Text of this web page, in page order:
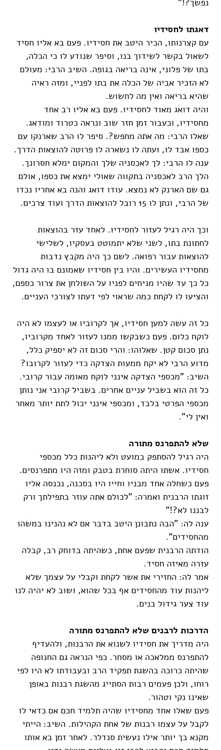
דאגתו לחסידיו
עם קצרנותו, הכיר היטב את חסידיו. פעם בא אליו חסיד
לשאול בקשר לשידוך בנו, וסיפר שנודע לו כי הכלה,
בתו של פלוני, אינה בריאה בגופה. השיב הרבי: מעולם
לא הזכיר אביה של הכלה את בתו לפניי, ומזה ראיה
שהיא בריאה ואין מה לחשוש.
והיה דואג מאוד לחסידיו. פעם בא אליו רב אחד
מחסידיו, וכעבור זמן חזר שוב ונראה כטרוד ומודאג.
שאלו הרבי: מה אתה מחפש?. סיפר לו הרב שארנקו עם
כספו אבד לו, ועתה לו נשארה לו פרוטה להוצאות הדרך.
ענה לו הרבי: לך לאכסניה שלך והמקום ימלא חסרונך.
הלך הרב לאכסניה בתקווה שאולי ימצא את כספו, אולם
גם שם הארנק לא נמצא. עודו דואג והנה בא אחריו נכדו
של הרבי, ונתן לו 15 רובל להוצאות הדרך ועוד צרכים.
וכך היה רגיל לעזור לחסידיו. לאחד עזר בהוצאות
לחתונת בתו, לשני שלא יתמוטט בעסקיו, לשלישי
להוצאות עבור רפואה. לשם כך היה מקבץ נדבות
מחסידיו העשירים. והיו בין חסידיו שאמונם בו היה גדול
כל כך עד שהיו מניחים לפניו על השולחן את צרור כספם,
והציעו לו לקחת כמה שראוי לפי דעתו לצורכי העניים.
כל זה עשה למען חסידיו, אך לקרוביו או לעצמו לא היה
לוקח כלום. פעם כשבקשו ממנו לעזור לאחד מקרוביו,
נתן סכום קטן. שאלוהו: והרי סכום זה לא יספיק כלל,
מדוע הרבי לא יקח ממעות הצדקה כדי לעזור לקרובו?
השיב: "מכספי הצדקה אינני לוקח מאומה עבור קרובי.
כל זה הוא בשביל עניים אחרים. בשביל קרובי אני נותן
מכספי הפרטי בלבד, ומכספי אינני יכול לתת יותר מאחר
ואין לי".
שלא להתפרנס מתורה
היה רגיל להסתפק במועט ולא ליהנות כלל מכספי
חסידיו. אשתו היתה סוחרת בטבק ומזה היו מתפרנסים.
פעם כשחלה אחד מבניו וחייו היו בסכנה, נכנסה אליו
זוגתו הרבנית ואמרה: "לכולם אתה עוזר בתפילתך ורק
לבננו לא?!"
ענה לה: "הבה נתבונן היטב בדבר אם לא נהנינו במשהו
מהחסידים".
הודתה הרבנית שפעם אחת, כשהיתה בדוחק רב, קבלה
עזרה מאיזה חסיד.
אמר לה: החזירי את אשר לקחת וקבלי על עצמך שלא
ליהנות עוד מהחסידים אף בכל שהוא, ושוב לא יהיה לנו
עוד צער גידול בנים.
הדרכות לרבנים שלא להתפרנס מתורה
היה מדריך את חסידיו לשנוא את הרבנות, ולהעדיף
להתפרנס ממלאכה או מסחר. כפי הנראה גם החנופה
שהיתה כרוכה בהשגת תפקיד הרב ובעבודתו לא היו לפי
רוחו, ולכן פעמים רבות הסתייג מהשגת רבנות באופן
שאינו נקי וטהור.
פעם שאלו אחד מחסידיו שהיה תלמיד חכם אם כדאי לו
לקבל על עצמו רבנות של אחת הקהילות. השיב: הייתי
מקנא בך יותר אילו נעשית סנדלר. לאחר זמן בא אותו